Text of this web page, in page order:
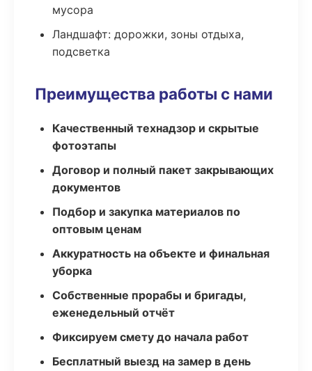
мусора
Ландшафт: дорожки, зоны отдыха,
подсветка
Преимущества работы с нами
Качественный технадзор и скрытые
фотоэтапы
Договор и полный пакет закрывающих
документов
Подбор и закупка материалов по
оптовым ценам
Аккуратность на объекте и финальная
уборка
Собственные прорабы и бригады,
еженедельный отчёт
Фиксируем смету до начала работ
Бесплатный выезд на замер в день